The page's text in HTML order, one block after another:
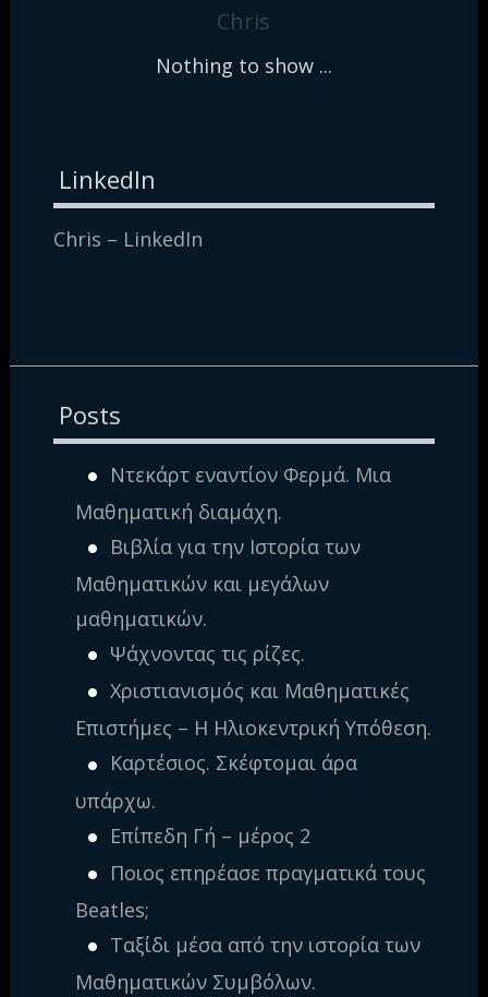
Chris
Nothing to show ...
LinkedIn
Chris – LinkedIn
Posts
Ντεκάρτ εναντίον Φερμά. Μια
Μαθηματική διαμάχη.
Βιβλία για την Ιστορία των
Μαθηματικών και μεγάλων
μαθηματικών.
Ψάχνοντας τις ρίζες.
Χριστιανισμός και Μαθηματικές
Επιστήμες – Η Ηλιοκεντρική Υπόθεση.
Καρτέσιος. Σκέφτομαι άρα
υπάρχω.
Επίπεδη Γή – μέρος 2
Ποιος επηρέασε πραγματικά τους
Beatles;
Ταξίδι μέσα από την ιστορία των
Μαθηματικών Συμβόλων.